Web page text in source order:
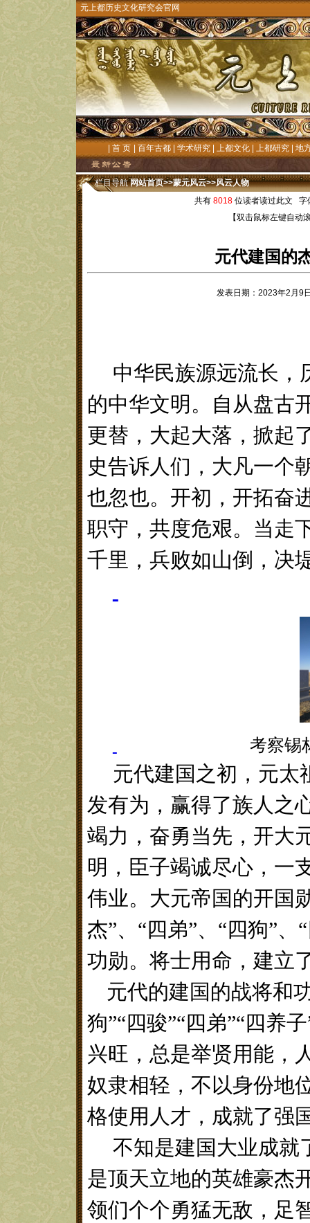
元上都历史文化研究会官网
首 页 百年古都 学术研究 上都文化 上都研究 地
栏目导航 网站首页>>蒙元风云>>风云人物
共有 8018位读者读过此文 字
【双击鼠标左键自
元代建国的
发表日期：2023年2月
中华民族源远流长，
的中华文明。自从盘古
更替，大起大落，掀起
史告诉人们，大凡一个
也忽也。开初，开拓奋
职守，共度危艰。当走
千里，兵败如山倒，决
考察锡林郭勒
元代建国之初，元太
发有为，赢得了族人之
竭力，奋勇当先，开大
明，臣子竭诚尽心，一
伟业。大元帝国的开国
杰”、“四弟”、“四狗”
功勋。将士用命，建立
元代的建国的战将和
狗”“四骏”“四弟”“四养
兴旺，总是举贤用能，
奴隶相轻，不以身份地
格使用人才，成就了强
不知是建国大业成就
是顶天立地的英雄豪杰
领们个个勇猛无敌，足